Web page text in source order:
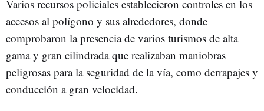
Varios recursos policiales establecieron controles en los
accesos al polígono y sus alrededores, donde
comprobaron la presencia de varios turismos de alta
gama y gran cilindrada que realizaban maniobras
peligrosas para la seguridad de la vía, como derrapajes y
conducción a gran velocidad.